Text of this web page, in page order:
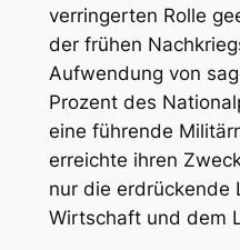
verringerten Rolle
der frühen
Aufwendung von
Prozent des
eine führende
erreichte ihren
nur die erdrückende
Wirtschaft und dem